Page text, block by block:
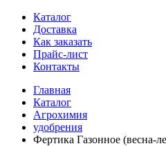
Каталог
Доставка
Как заказать
Прайс-лист
Контакты
Главная
Каталог
Агрохимия
удобрения
Фертика Газонное (весна-